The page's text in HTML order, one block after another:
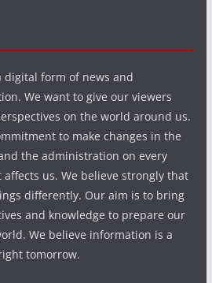
digital form of news and
We want to give our viewers
on the world around us.
to make changes in the
the administration on every
us. We believe strongly that
differently. Our aim is to bring
and knowledge to prepare our
We believe information is a
tomorrow.